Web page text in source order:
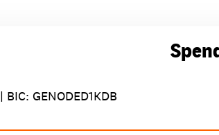
| BIC: GENODED1KDB